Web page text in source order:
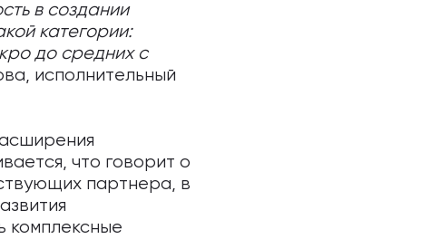
в создании
категории:
до средних с
исполнительный
что говорит о
партнера, в
комплексные